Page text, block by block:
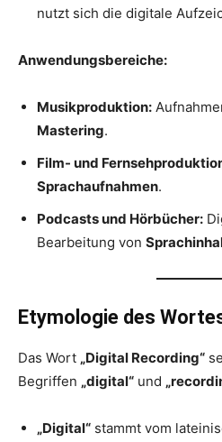
nutzt sich die digitale
Anwendungsbereiche:
Musikproduktion:
Mastering.
Film- und
Sprachaufnahmen.
Podcasts und Hörbücher:
Bearbeitung von
Etymologie des
Das Wort „Digital Recording“
Begriffen „digital“ und
„Digital“ stammt vom